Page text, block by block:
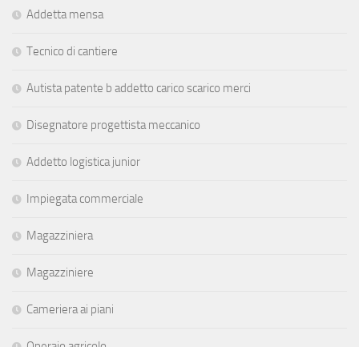
Addetta mensa
Tecnico di cantiere
Autista patente b addetto carico scarico merci
Disegnatore progettista meccanico
Addetto logistica junior
Impiegata commerciale
Magazziniera
Magazziniere
Cameriera ai piani